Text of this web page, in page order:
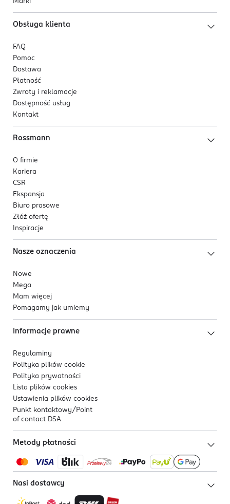
Obsługa klienta
FAQ
Pomoc
Dostawa
Płatność
Zwroty i reklamacje
Dostępność usług
Kontakt
Rossmann
O firmie
Kariera
CSR
Ekspansja
Biuro prasowe
Złóż ofertę
Inspiracje
Nasze oznaczenia
Nowe
Mega
Mam więcej
Pomagamy jak umiemy
Informacje prawne
Regulaminy
Polityka plików cookie
Polityka prywatności
Lista plików cookies
Ustawienia plików cookies
Punkt kontaktowy/ Point
of contact DSA
Metody płatności
Nasi dostawcy